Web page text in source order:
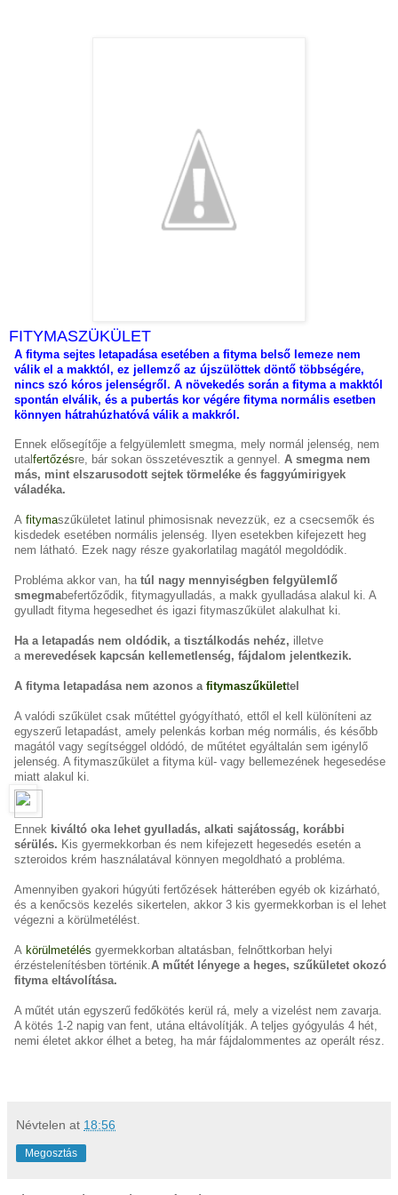
FITYMASZÜKÜLET
A fityma sejtes letapadása esetében a fityma belső lemeze nem
válik el a makktól, ez jellemző az újszülöttek döntő többségére,
nincs szó kóros jelenségről. A növekedés során a fityma a makktól
spontán elválik, és a pubertás kor végére fityma normális esetben
könnyen hátrahúzhatóvá válik a makkról.
Ennek elősegítője a felgyülemlett smegma, mely normál jelenség, nem
utal fertőzésre, bár sokan összetévesztik a gennyel.
A smegma nem
más, mint elszarusodott sejtek törmeléke és faggyúmirigyek
váladéka.
A fitymaszűkületet latinul phimosisnak nevezzük, ez a csecsemők és
kisdedek esetében normális jelenség. Ilyen esetekben kifejezett heg
nem látható. Ezek nagy része gyakorlatilag magától megoldódik.
Probléma akkor van, ha túl nagy mennyiségben felgyülemlő
smegmabefertőződik, fitymagyulladás, a makk gyulladása alakul ki. A
gyulladt fityma hegesedhet és igazi fitymaszűkület alakulhat ki.
Ha a letapadás nem oldódik, a tisztálkodás nehéz, illetve
a merevedések kapcsán kellemetlenség, fájdalom jelentkezik.
A fityma letapadása nem azonos a fitymaszűkülettel
A valódi szűkület csak műtéttel gyógyítható, ettől el kell különíteni az
egyszerű letapadást, amely pelenkás korban még normális, és később
magától vagy segítséggel oldódó, de műtétet egyáltalán sem igénylő
jelenség. A fitymaszűkület a fityma kül- vagy bellemezének hegesedése
miatt alakul ki.
Ennek kiváltó oka lehet gyulladás, alkati sajátosság, korábbi
sérülés. Kis gyermekkorban és nem kifejezett hegesedés esetén a
szteroidos krém használatával könnyen megoldható a probléma.
Amennyiben gyakori húgyúti fertőzések hátterében egyéb ok kizárható,
és a kenőcsös kezelés sikertelen, akkor 3 kis gyermekkorban is el lehet
végezni a körülmetélést.
A körülmetélés gyermekkorban altatásban, felnőttkorban helyi
érzéstelenítésben történik. A műtét lényege a heges, szűkületet okozó
fityma eltávolítása.
A műtét után egyszerű fedőkötés kerül rá, mely a vizelést nem zavarja.
A kötés 1-2 napig van fent, utána eltávolítják. A teljes gyógyulás 4 hét,
nemi életet akkor élhet a beteg, ha már fájdalommentes az operált rész.
Névtelen at 18:56
Megosztás